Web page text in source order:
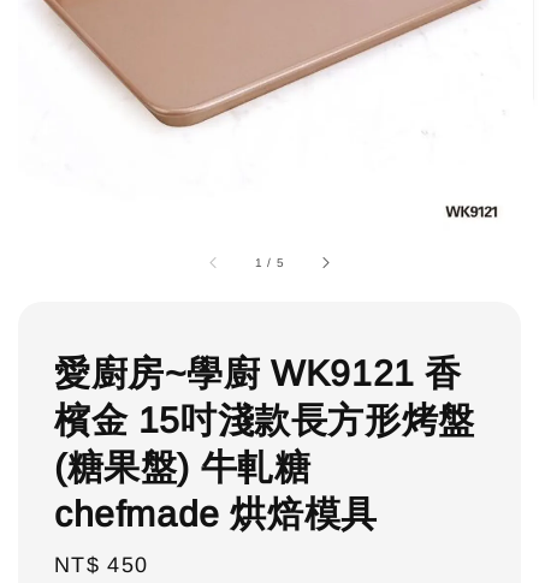
1 / 5
愛廚房~學廚 WK9121 香
檳金 15吋淺款長方形烤盤
(糖果盤) 牛軋糖
chefmade 烘焙模具
Regular
NT$ 450